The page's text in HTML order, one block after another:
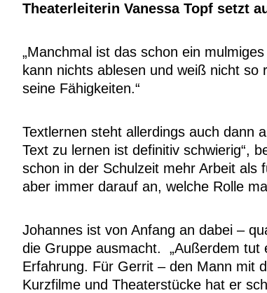
Theaterleiterin Vanessa Topf setzt
„Manchmal ist das schon ein
kann nichts ablesen und weiß nicht
seine Fähigkeiten.“
Textlernen steht allerdings auch dann
Text zu lernen ist definitiv schwierig“,
schon in der Schulzeit mehr Arbeit als
aber immer darauf an, welche Rolle
Johannes ist von Anfang an dabei –
die Gruppe ausmacht. „Außerdem tut
Erfahrung. Für Gerrit – den Mann mit
Kurzfilme und Theaterstücke hat er